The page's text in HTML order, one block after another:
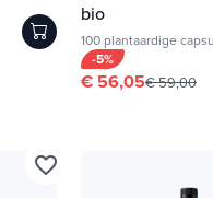
bio
100 plantaardige
-5%
€ 56,05€ 59,00
favorite_border